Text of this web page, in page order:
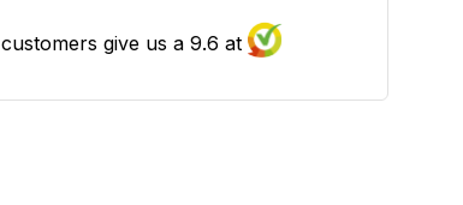
customers give us a 9.6 at